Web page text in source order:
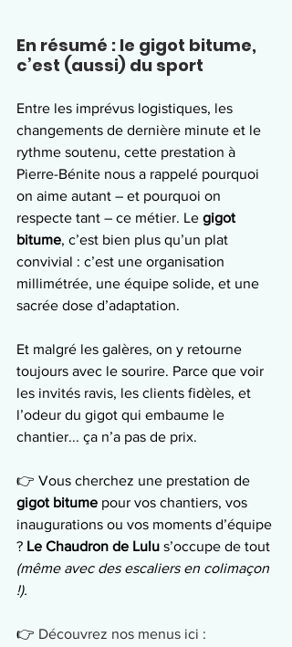
En résumé : le gigot bitume,
c’est (aussi) du sport
Entre les imprévus logistiques, les
changements de dernière minute et le
rythme soutenu, cette prestation à
Pierre-Bénite nous a rappelé pourquoi
on aime autant – et pourquoi on
respecte tant – ce métier. Le gigot
bitume, c’est bien plus qu’un plat
convivial : c’est une organisation
millimétrée, une équipe solide, et une
sacrée dose d’adaptation.
Et malgré les galères, on y retourne
toujours avec le sourire. Parce que voir
les invités ravis, les clients fidèles, et
l’odeur du gigot qui embaume le
chantier... ça n’a pas de prix.
👉 Vous cherchez une prestation de
gigot bitume pour vos chantiers, vos
inaugurations ou vos moments d’équipe
? Le Chaudron de Lulu s’occupe de tout
(même avec des escaliers en colimaçon
!).
👉 Découvrez nos menus ici :